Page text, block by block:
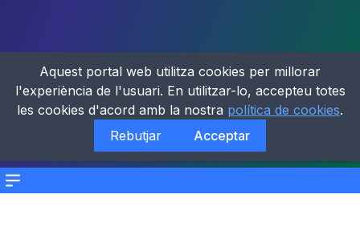
Menu
Aquest portal web utilitza cookies per millorar
l'experiència de l'usuari. En utilitzar-lo, accepteu totes
les cookies d'acord amb la nostra política de cookies.
Rebutjar
Acceptar